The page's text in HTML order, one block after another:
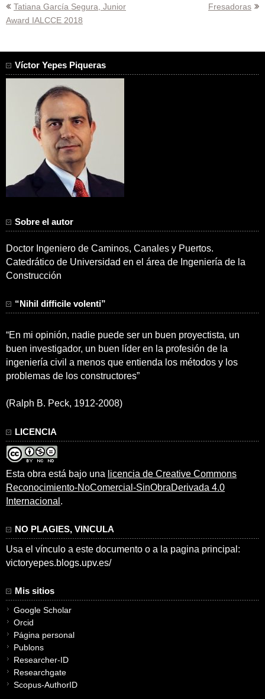
Navegación
de
Tatiana García Segura, Junior
Award IALCCE 2018
Fresadoras
Víctor Yepes Piqueras
Sobre el autor
Doctor Ingeniero de Caminos, Canales y Puertos.
Catedrático de Universidad en el área de Ingeniería de la
Construcción
“Nihil difficile volenti”
“En mi opinión, nadie puede ser un buen proyectista, un
buen investigador, un buen líder en la profesión de la
ingeniería civil a menos que entienda los métodos y los
problemas de los constructores”
(Ralph B. Peck, 1912-2008)
LICENCIA
Esta obra está bajo una licencia de Creative Commons
Reconocimiento-NoComercial-SinObraDerivada 4.0
Internacional .
NO PLAGIES, VINCULA
Usa el vínculo a este documento o a la pagina principal:
victoryepes.blogs.upv.es/
Mis sitios
Google Scholar
Orcid
Página personal
Publons
Researcher-ID
Researchgate
Scopus-AuthorID